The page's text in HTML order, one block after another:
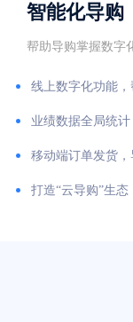
智能化导购
帮助导购掌握数字
线上数字化功能
业绩数据全局统
移动端订单发货
打造“云导购”生